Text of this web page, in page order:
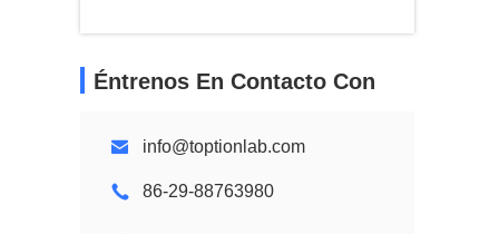
Éntrenos En Contacto Con
info@toptionlab.com
86-29-88763980